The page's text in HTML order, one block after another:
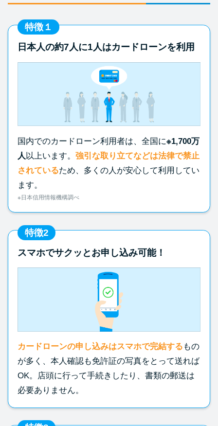
特徴１
日本人の約7人に1人はカードローンを利用
国内でのカードローン利用者は、全国に※1,700万
人以上います。強引な取り立てなどは法律で禁止
されているため、多くの人が安心して利用してい
ます。
※日本信用情報機構調べ
特徴2
スマホでサクッとお申し込み可能！
カードローンの申し込みはスマホで完結する もの
が多く、本人確認も免許証の写真をとって送れば
OK。店頭に行って手続きしたり、書類の郵送は
必要ありません。